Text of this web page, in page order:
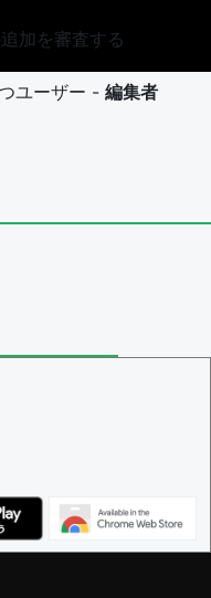
加を審査する
ユーザー - 編集者
ー -
ユーザー -
ー -
ユーザー -